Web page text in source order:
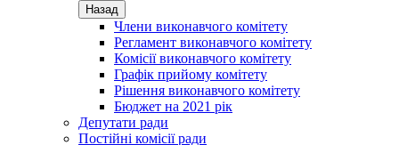
Назад
Члени виконавчого комітету
Регламент виконавчого комітету
Комісії виконавчого комітету
Графік прийому комітету
Рішення виконавчого комітету
Бюджет на 2021 рік
Депутати ради
Постійні комісії ради